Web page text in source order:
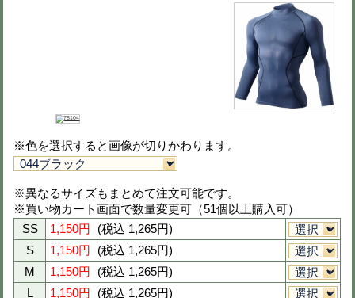
ロングスリーブ(コンプレッション)